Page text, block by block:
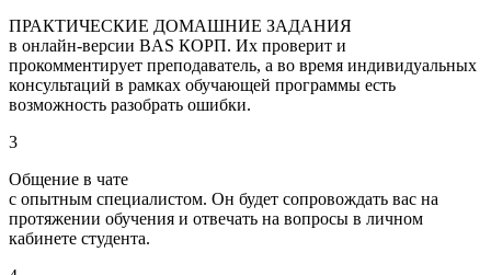
ПРАКТИЧЕСКИЕ ДОМАШНИЕ ЗАДАНИЯ
в онлайн-версии BAS КОРП. Их проверит и
прокомментирует преподаватель, а во время индивидуальных
консультаций в рамках обучающей программы есть
возможность разобрать ошибки.
3
Общение в чате
с опытным специалистом. Он будет сопровождать вас на
протяжении обучения и отвечать на вопросы в личном
кабинете студента.